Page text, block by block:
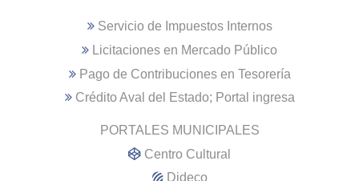
Servicio de Impuestos Internos
Licitaciones en Mercado Público
Pago de Contribuciones en Tesorería
Crédito Aval del Estado; Portal ingresa
PORTALES MUNICIPALES
Centro Cultural
Dideco